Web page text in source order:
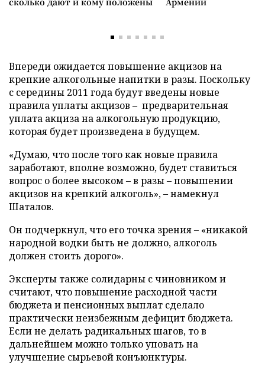
Впереди ожидается повышение акцизов на
крепкие алкогольные напитки в разы. Поскольку
с середины 2011 года будут введены новые
правила уплаты акцизов – предварительная
уплата акциза на алкогольную продукцию,
которая будет произведена в будущем.
«Думаю, что после того как новые правила
заработают, вполне возможно, будет ставиться
вопрос о более высоком–в разы–повышении
акцизов на крепкий алкоголь»,–намекнул
Шаталов.
Он подчеркнул, что его точка зрения – «никакой
народной водки быть не должно, алкоголь
должен стоить дорого».
Эксперты также солидарны с чиновником и
считают, что повышение расходной части
бюджета и пенсионных выплат сделало
практически неизбежным дефицит бюджета.
Если не делать радикальных шагов, то в
дальнейшем можно только уповать на
улучшение сырьевой конъюнктуры.